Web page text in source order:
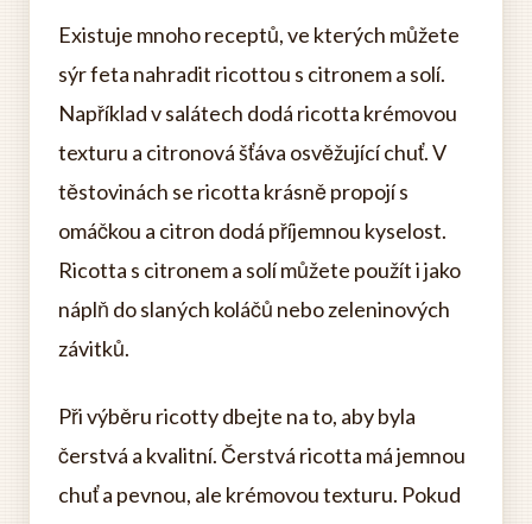
Existuje mnoho receptů, ve kterých můžete
sýr feta nahradit ricottou s citronem a solí.
Například v salátech dodá ricotta krémovou
texturu a citronová šťáva osvěžující chuť. V
těstovinách se ricotta krásně propojí s
omáčkou a citron dodá příjemnou kyselost.
Ricotta s citronem a solí můžete použít i jako
náplň do slaných koláčů nebo zeleninových
závitků.
Při výběru ricotty dbejte na to, aby byla
čerstvá a kvalitní. Čerstvá ricotta má jemnou
chuť a pevnou, ale krémovou texturu. Pokud